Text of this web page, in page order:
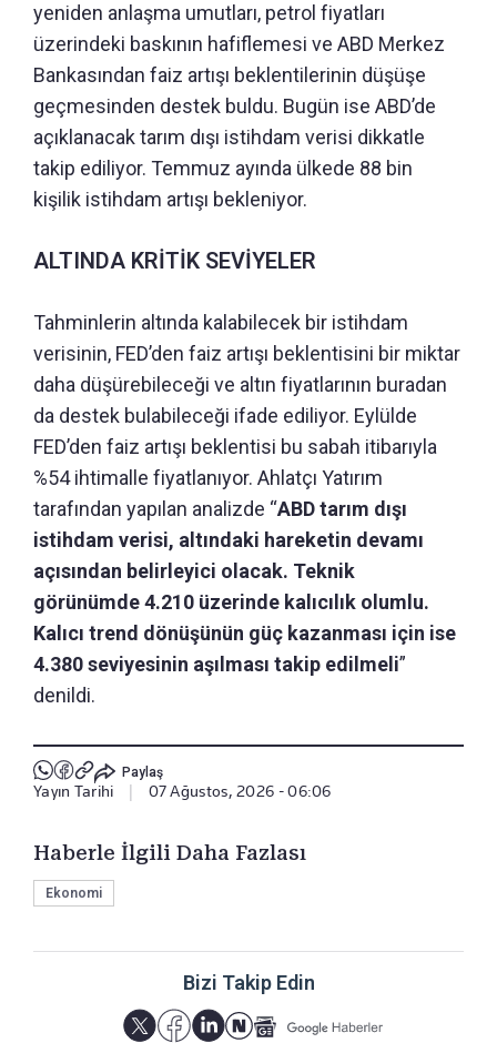
yeniden anlaşma umutları, petrol fiyatları
üzerindeki baskının hafiflemesi ve ABD Merkez
Bankasından faiz artışı beklentilerinin düşüşe
geçmesinden destek buldu. Bugün ise ABD’de
açıklanacak tarım dışı istihdam verisi dikkatle
takip ediliyor. Temmuz ayında ülkede 88 bin
kişilik istihdam artışı bekleniyor.
ALTINDA KRİTİK SEVİYELER
Tahminlerin altında kalabilecek bir istihdam
verisinin, FED’den faiz artışı beklentisini bir miktar
daha düşürebileceği ve altın fiyatlarının buradan
da destek bulabileceği ifade ediliyor. Eylülde
FED’den faiz artışı beklentisi bu sabah itibarıyla
%54 ihtimalle fiyatlanıyor. Ahlatçı Yatırım
tarafından yapılan analizde “ABD tarım dışı
istihdam verisi, altındaki hareketin devamı
açısından belirleyici olacak. Teknik
görünümde 4.210 üzerinde kalıcılık olumlu.
Kalıcı trend dönüşünün güç kazanması için ise
4.380 seviyesinin aşılması takip edilmeli”
denildi.
Paylaş
Yayın Tarihi 07 Ağustos, 2026 - 06:06
Haberle İlgili Daha Fazlası
Ekonomi
Bizi Takip Edin